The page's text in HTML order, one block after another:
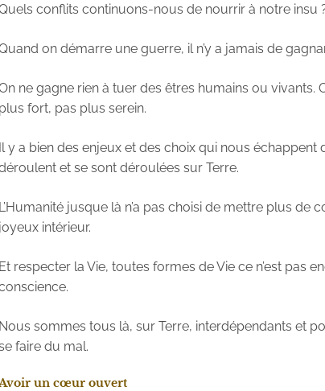
conflits continuons-nous de nourrir à notre insu
on démarre une guerre, il n’y a jamais de
ne gagne rien à tuer des êtres humains ou vivants.
plus fort, pas plus serein.
Il y a bien des enjeux et des choix qui nous
et se sont déroulées sur Terre.
L’Humanité jusque là n’a pas choisi de mettre plus de
joyeux intérieur.
Et respecter la Vie, toutes formes de Vie ce n’est pas
Nous sommes tous là, sur Terre, interdépendants et
faire du mal.
Avoir un cœur ouvert